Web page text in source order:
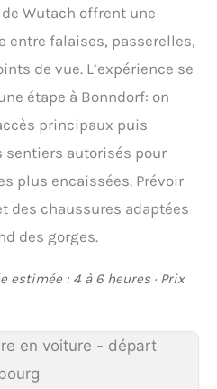
Wutach offrent une
entre falaises, passerelles,
de vue. L’expérience se
étape à Bonndorf: on
principaux puis
sentiers autorisés pour
plus encaissées. Prévoir
des chaussures adaptées
des gorges.
estimée : 4 à 6 heures · Prix